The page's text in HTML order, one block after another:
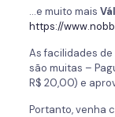
…e muito mais
https://
As facilidades
são muitas –
R$ 20,00) e
Portanto, venha